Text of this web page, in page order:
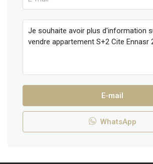
E-mail
WhatsApp